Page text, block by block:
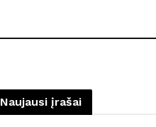
Naujausi įrašai